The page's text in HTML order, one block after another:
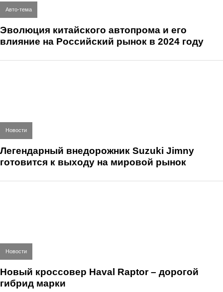
Авто-тема
Эволюция китайского автопрома и его
влияние на Российский рынок в 2024 году
Новости
Легендарный внедорожник Suzuki Jimny
готовится к выходу на мировой рынок
Новости
Новый кроссовер Haval Raptor – дорогой
гибрид марки